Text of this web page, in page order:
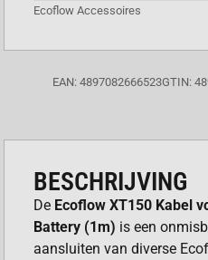
Ecoflow Accessoires
EAN: 4897082666523GTIN:
BESCHRIJVING
De Ecoflow XT150 Kabel
Battery (1m) is een
aansluiten van diverse